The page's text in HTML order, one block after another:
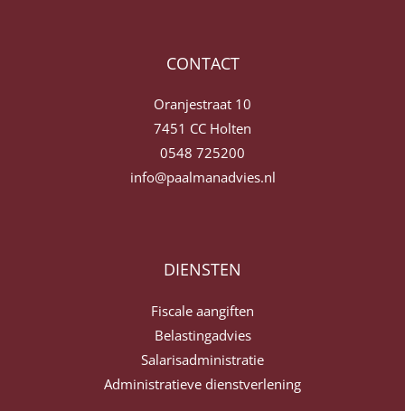
CONTACT
Oranjestraat 10
7451 CC Holten
0548 725200
info@paalmanadvies.nl
DIENSTEN
Fiscale aangiften
Belastingadvies
Salarisadministratie
Administratieve dienstverlening